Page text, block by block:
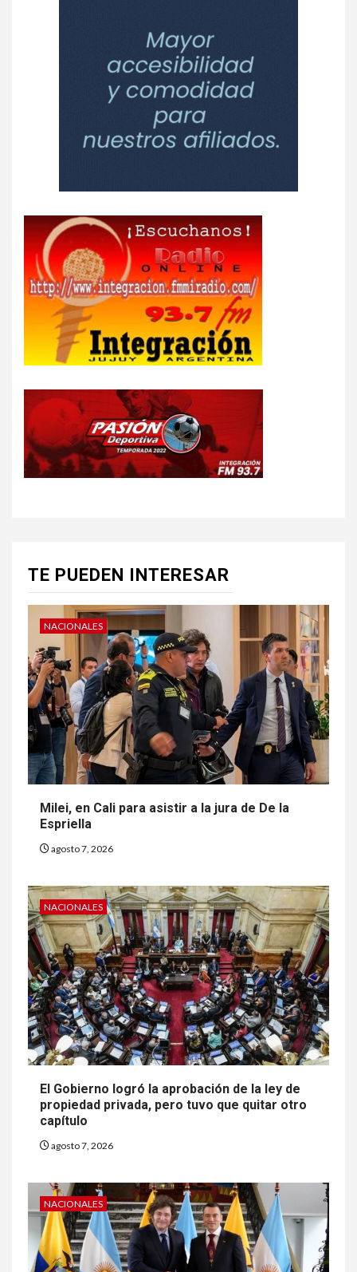
TE PUEDEN INTERESAR
NACIONALES
Milei, en Cali para asistir a la jura de De la
Espriella
agosto 7, 2026
NACIONALES
El Gobierno logró la aprobación de la ley de
propiedad privada, pero tuvo que quitar otro
capítulo
agosto 7, 2026
NACIONALES